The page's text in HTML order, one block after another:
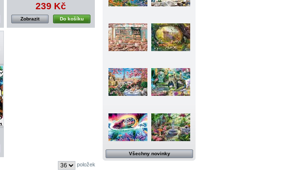
239 Kč
Do košíku
Zobrazit
položek
Všechny novinky